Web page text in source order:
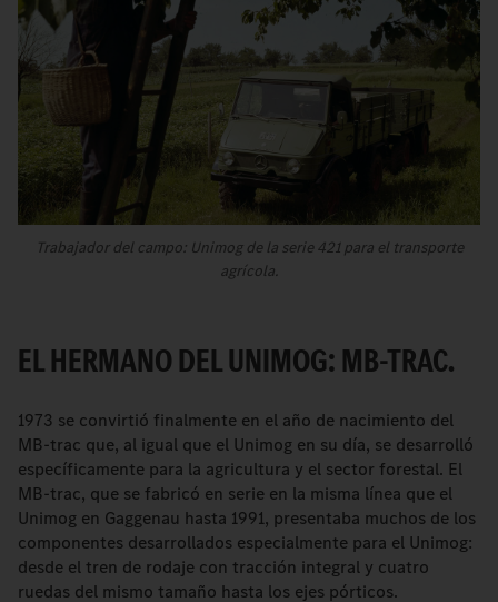
Trabajador del campo: Unimog de la serie 421 para el transporte
agrícola.
EL HERMANO DEL UNIMOG: MB-TRAC.
1973 se convirtió finalmente en el año de nacimiento del
MB-trac que, al igual que el Unimog en su día, se desarrolló
específicamente para la agricultura y el sector forestal. El
MB-trac, que se fabricó en serie en la misma línea que el
Unimog en Gaggenau hasta 1991, presentaba muchos de los
componentes desarrollados especialmente para el Unimog:
desde el tren de rodaje con tracción integral y cuatro
ruedas del mismo tamaño hasta los ejes pórticos.